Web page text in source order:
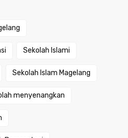
Sekolah Islami
Sekolah Islam Magelang
menyenangkan